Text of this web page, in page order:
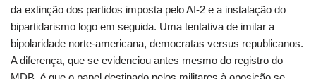
da extinção dos partidos imposta pelo AI-2 e a instalação do
bipartidarismo logo em seguida. Uma tentativa de imitar a
bipolaridade norte-americana, democratas versus republicanos.
A diferença, que se evidenciou antes mesmo do registro do